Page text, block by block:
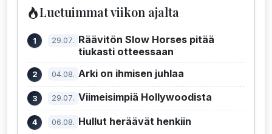
Luetuimmat viikon ajalta
29.07. Räävitön Slow Horses pitää
tiukasti otteessaan
04.08. Arki on ihmisen juhlaa
29.07. Viimeisimpiä Hollywoodista
06.08. Hullut heräävät henkiin